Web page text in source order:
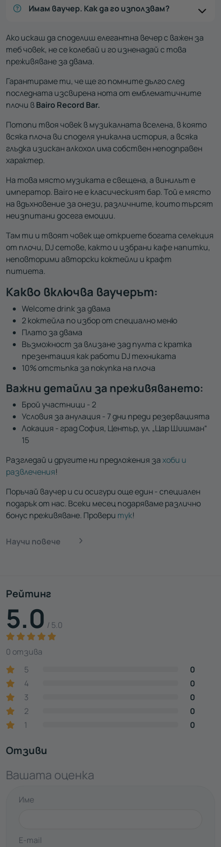
Имам ваучер. Как да го използвам?
Ако искаш да споделиш елегантна вечер с важен за
теб човек, не се колебай и го изненадай с това
преживяване за двама.
Гарантираме ти, че ще го помните дълго след
последната изсвирена нота от емблематичните
плочи вBairo Record Bar.
Потопи твоя човек в музикалната вселена, в която
всяка плоча ви споделя уникална история, а всяка
глъдка изискан алкохол има собствен неподправен
характер.
На това място музиката е свещена, а винилът е
император. Bairo не е класическият бар. Той е място
на вдъхновение за онези, различните, които търсят
неизпитани досега емоции.
Там ти и твоят човек ще откриете богата селекция
от плочи, DJ сетове, както и избрани кафе напитки,
неповторими авторски коктейли и крафт
питиета.
Какво включва ваучерът:
Welcome drink за двама
2 коктейла по избор от специално меню
Плато за двама
Възможност за влизане зад пулта с кратка
презентация как работи DJ техниката
10% отстъпка за покупка на плоча
Важни детайли за преживяването:
Брой участници - 2
Условия за анулация - 7 дни преди резервацията
Локация - град София, Център, ул. „Цар Шишман“
15
Разгледай и другите ни предложения захоби и
развлечения!
Поръчай ваучер и си осигури още един - специален
подарък от нас. Всеки месец подаряваме различно
бонус преживяване. Провери тук!
Научи повече
Рейтинг
5.0 / 5.0
0 отзива
5
0
4
0
3
0
2
0
1
0
Отзиви
Вашата оценка
Име
E-mail